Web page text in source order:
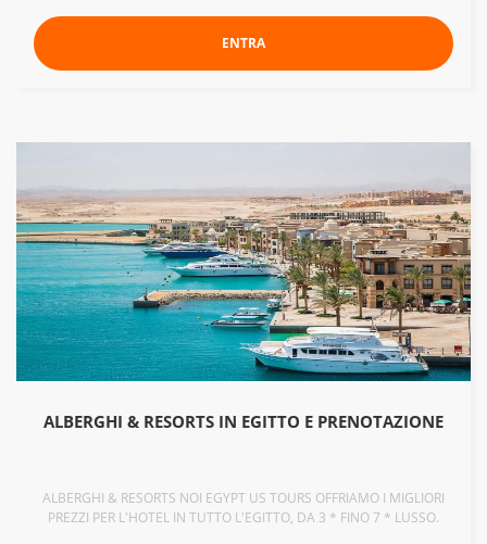
ENTRA
ALBERGHI & RESORTS IN EGITTO E PRENOTAZIONE
ALBERGHI & RESORTS NOI EGYPT US TOURS OFFRIAMO I MIGLIORI
PREZZI PER L'HOTEL IN TUTTO L'EGITTO, DA 3 * FINO 7 * LUSSO.